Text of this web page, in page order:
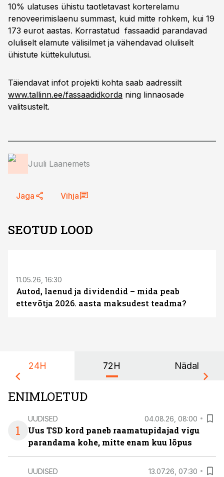
10% ulatuses ühistu taotletavast korterelamu
renoveerimislaenu summast, kuid mitte rohkem, kui 19
173 eurot aastas. Korrastatud fassaadid parandavad
oluliselt elamute välisilmet ja vähendavad oluliselt
ühistute küttekulutusi.
Täiendavat infot projekti kohta saab aadressilt
www.tallinn.ee/fassaadidkorda ning linnaosade
valitsustelt.
Juuli Laanemets
Jaga Vihja
SEOTUD LOOD
11.05.26, 16:30
Autod, laenud ja dividendid – mida peab
ettevõtja 2026. aasta maksudest teadma?
24H 72H Nädal
ENIMLOETUD
1
UUDISED 04.08.26, 08:00
Uus TSD kord paneb raamatupidajad vigu
parandama kohe, mitte enam kuu lõpus
UUDISED 13.07.26, 07:30